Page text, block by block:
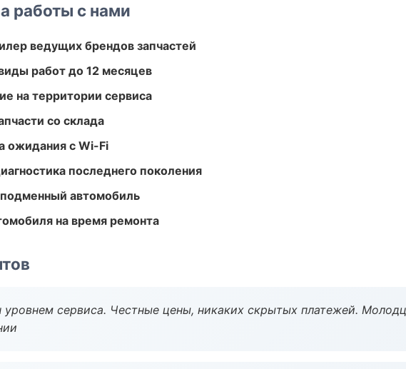
работы с нами
ведущих брендов запчастей
работ до 12 месяцев
на территории сервиса
со склада
ожидания с Wi-Fi
последнего поколения
автомобиль
на время ремонта
уровнем сервиса. Честные цены, никаких скрытых платежей.